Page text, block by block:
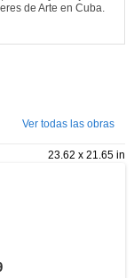
de Arte en Cuba.
Ver todas las obras
23.62 x 21.65 in